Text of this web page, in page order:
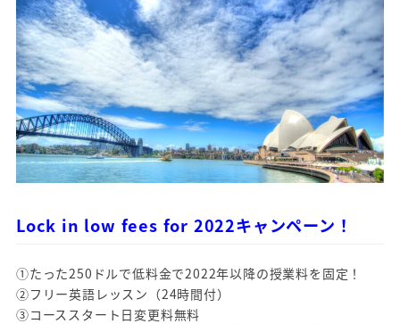
Lock in low fees for 2022キャンペーン！
①たった250ドルで低料金で2022年以降の授業料を固定！
②フリー英語レッスン（24時間付）
③コーススタート日変更料無料